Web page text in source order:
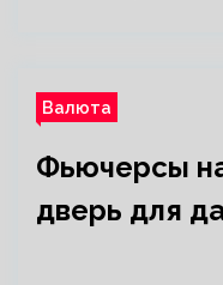
Валюта
Фьючерсы
дверь для